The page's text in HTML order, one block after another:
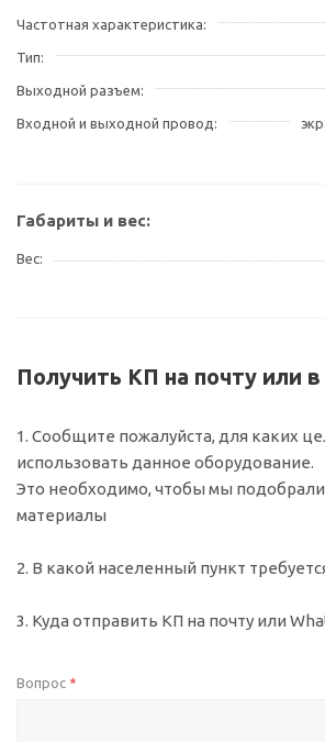
Частотная характеристика
Тип
Выходной разъем
Входной и выходной провод
Габариты и вес:
Вес
Получить КП на почту или
1. Сообщите пожалуйста, для каких
использовать данное оборудование.
Это необходимо, чтобы мы
материалы
2. В какой населенный пункт
3. Куда отправить КП на почту или
Вопрос *